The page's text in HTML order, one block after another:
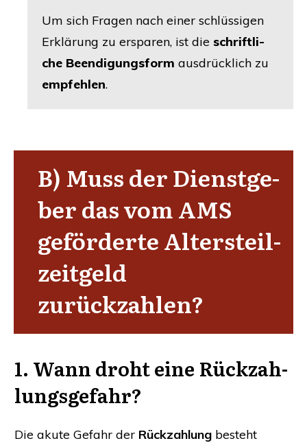
Um sich Fra­gen nach einer schlüs­si­gen
Erklä­rung zu erspa­ren, ist die schrift­li­
che Been­di­gungs­form aus­drück­lich zu
emp­feh­len.
B) Muss der Dienst­ge­
ber das vomAMS
geför­der­te Alters­teil­
zeit­geld
zurückzahlen?
1. Wann droht eine Rück­zah­
lungs­ge­fahr?
Die aku­te Gefahr der Rück­zah­lung besteht